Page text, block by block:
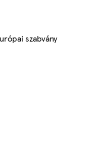
szabvány